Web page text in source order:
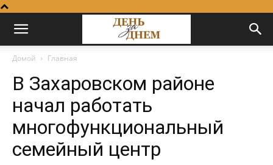
Домой Главная
В Захаровском районе
начал работать
многофункциональный
семейный центр